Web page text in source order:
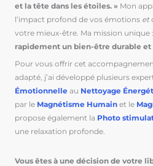
et la tête dans les étoiles. » Mon
l’impact profond de vos émotions et
votre mieux-être. Ma mission unique :
rapidement un bien-être durable et
Pour vous offrir cet
adapté, j’ai développé plusieurs
Émotionnelle au Nettoyage
par le Magnétisme Humain et le
propose également la Photo
une relaxation profonde.
Vous êtes à une décision de votre